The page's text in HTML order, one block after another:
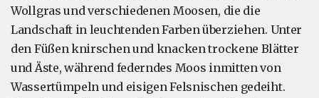
Wollgras und verschiedenen Moosen, die die
Landschaft in leuchtenden Farben überziehen. Unter
den Füßen knirschen und knacken trockene Blätter
und Äste, während federndes Moos inmitten von
Wassertümpeln und eisigen Felsnischen gedeiht.